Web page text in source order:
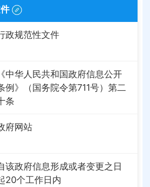
政规范性文件
《中华人民共和国政府信息公开
例》（国务院令第711号）第二
条
府网站
该政府信息形成或者变更之日
20个工作日内